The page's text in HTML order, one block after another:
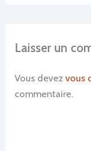
Laisser un
Vous devezvous
commentaire.